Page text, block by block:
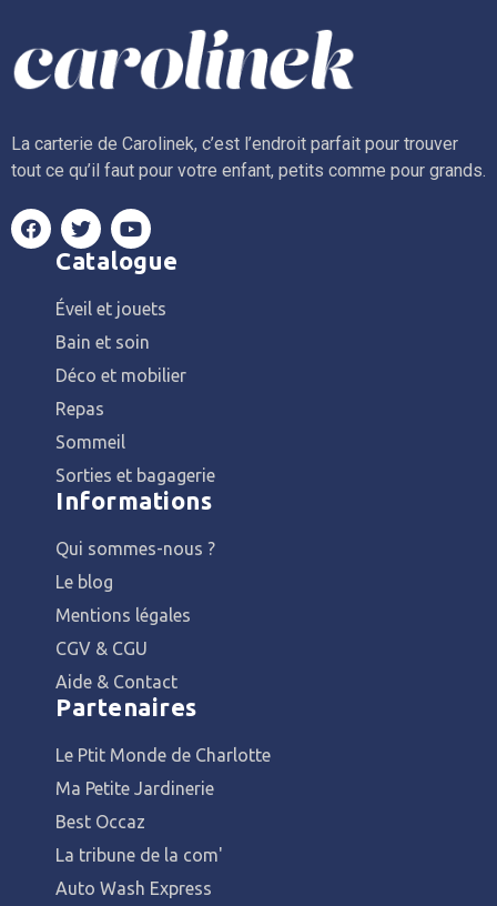
La carterie de Carolinek, c’est l’endroit parfait pour trouver
tout ce qu’il faut pour votre enfant, petits comme pour grands.
Catalogue
Éveil et jouets
Bain et soin
Déco et mobilier
Repas
Sommeil
Sorties et bagagerie
Informations
Qui sommes-nous ?
Le blog
Mentions légales
CGV & CGU
Aide & Contact
Partenaires
Le Ptit Monde de Charlotte
Ma Petite Jardinerie
Best Occaz
La tribune de la com'
Auto Wash Express